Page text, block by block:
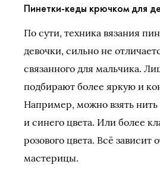
Пинетки-кеды крючком для
По сути, техника вязания
девочки, сильно не
связанного для мальчика.
подбирают более яркую и
Например, можно взять нить
и синего цвета. Или более
розового цвета. Всё зависит
мастерицы.